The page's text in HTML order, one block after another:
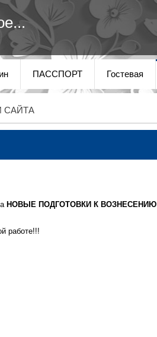
ПАССПОРТ Гостевая
САЙТА
НОВЫЕ ПОДГОТОВКИ К ВОЗНЕСЕНИЮ
работе!!!